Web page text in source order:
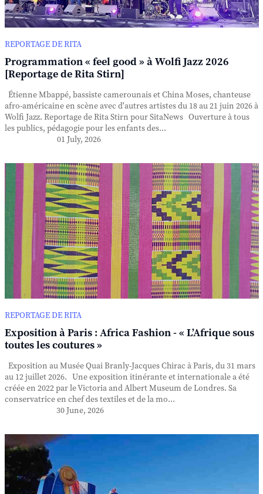
REPORTAGE DE RITA
Programmation « feel good » à Wolfi Jazz 2026
[Reportage de Rita Stirn]
Étienne Mbappé, bassiste camerounais et China Moses, chanteuse
afro-américaine en scène avec d'autres artistes du 18 au 21 juin 2026 à
Wolfi Jazz. Reportage de Rita Stirn pour SitaNews Ouverture à tous
les publics, pédagogie pour les enfants des...
01 July, 2026
REPORTAGE DE RITA
Exposition à Paris : Africa Fashion - « L’Afrique sous
toutes les coutures »
Exposition au Musée Quai Branly-Jacques Chirac à Paris, du 31 mars
au 12 juillet 2026. Une exposition itinérante et internationale a été
créée en 2022 par le Victoria and Albert Museum de Londres. Sa
conservatrice en chef des textiles et de la mo...
30 June, 2026